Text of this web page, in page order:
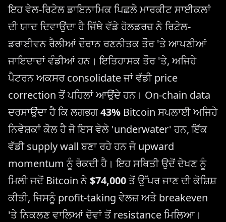
ਇਹ ਵੇਲ-ਰਿਟੇਲ ਡਾਇਨਾਮਿਕ ਪਿਛਲੇ ਮਾਰਕੀਟ ਸਾਈਕਲਾਂ
ਦੀ ਯਾਦ ਦਿਵਾਉਂਦਾ ਹੈ ਜਿੱਥੇ ਵੱਡੇ ਹੋਲਡਰਜ਼ ਨੇ ਰਿਟੇਲ-
ਡਰਾਈਵਨ ਰੈਲੀਆਂ ਦੌਰਾਨ ਰਣਨੀਤਕ ਤੌਰ 'ਤੇ ਆਪਣੀਆਂ
ਜਾਇਦਾਦਾਂ ਵੰਡੀਆਂ ਹਨ। ਇਤਿਹਾਸਕ ਤੌਰ 'ਤੇ, ਅਜਿਹੇ
ਪੈਟਰਨ ਅਕਸਰ consolidate ਜਾਂ ਵੱਡੀ price
correction ਤੋਂ ਪਹਿਲਾਂ ਆਉਂਦੇ ਹਨ। On-chain data
ਦਰਸਾਉਂਦਾ ਹੈ ਕਿ ਲਗਭਗ43% Bitcoin ਸਪਲਾਈ ਅਜਿਹੇ
ਨਿਵੇਸ਼ਕਾਂ ਕੋਲ ਹੈ ਜੋ ਇਸ ਵੇਲੇ 'underwater' ਹਨ, ਇੱਕ
ਵੱਡੀ supply wall ਬਣਾ ਰਹੇ ਹਨ ਜੋ upward
momentum ਨੂੰ ਰੋਕਦੀ ਹੈ। ਇਹ ਸਥਿਤੀ ਉਦੋਂ ਦੇਖਣ ਨੂੰ
ਮਿਲੀ ਜਦੋਂ Bitcoin ਨੇ$74,000ਤੋਂ ਉੱਪਰ ਜਾਣ ਦੀ ਕੋਸ਼ਿਸ਼
ਕੀਤੀ, ਜਿਸਨੂੰ profit-taking ਵੇਲਜ਼ ਅਤੇ breakeven
'ਤੇ ਨਿਕਲਣ ਵਾਲਿਆਂ ਦੋਵਾਂ ਤੋਂ resistance ਮਿਲਿਆ।